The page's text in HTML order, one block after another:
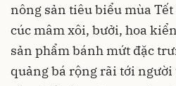
nông sản tiêu biểu mùa
cúc mâm xôi, bưởi, hoa
sản phẩm bánh mứt đặc
quảng bá rộng rãi tới